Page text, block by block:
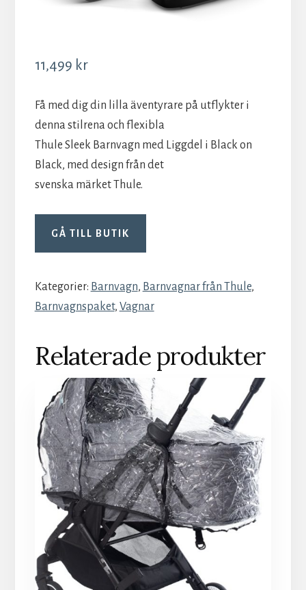
11,499 kr
Få med dig din lilla äventyrare på utflykter i
denna stilrena och flexibla
Thule Sleek Barnvagn med Liggdel i Black on
Black, med design från det
svenska märket Thule.
GÅ TILL BUTIK
Kategorier: Barnvagn, Barnvagnar från Thule,
Barnvagnspaket, Vagnar
Relaterade produkter